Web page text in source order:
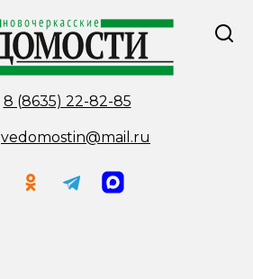
8 (8635) 22-82-85
vedomostin@mail.ru